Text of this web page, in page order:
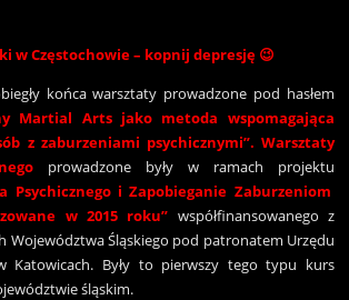
w Częstochowie – kopnij depresję 😉
końca warsztaty prowadzone pod hasłem
Martial Arts jako metoda wspomagająca
z zaburzeniami psychicznymi”. Warsztaty
prowadzone były w ramach projektu
Psychicznego i Zapobieganie Zaburzeniom
w 2015 roku” współfinansowanego z
Województwa Śląskiego pod patronatem Urzędu
Katowicach. Były to pierwszy tego typu kurs
śląskim.